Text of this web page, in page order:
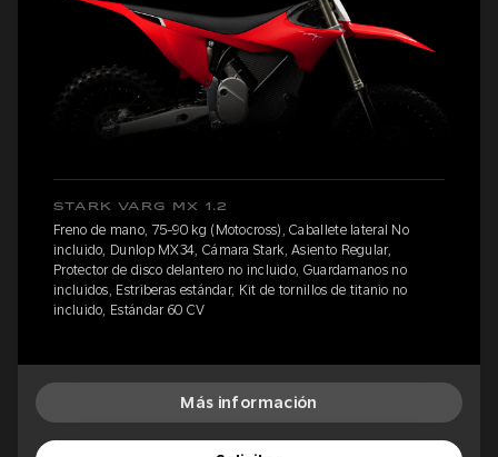
STARK VARG MX 1.2
Freno de mano, 75-90 kg (Motocross), Caballete lateral No
incluido, Dunlop MX34, Cámara Stark, Asiento Regular,
Protector de disco delantero no incluido, Guardamanos no
incluidos, Estriberas estándar, Kit de tornillos de titanio no
incluido, Estándar 60 CV
Más información